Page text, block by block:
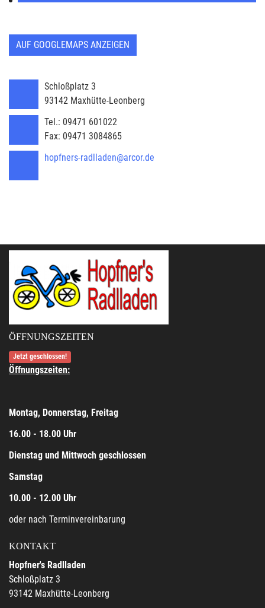
AUF GOOGLEMAPS ANZEIGEN
Schloßplatz 3
93142 Maxhütte-Leonberg
Tel.: 09471 601022
Fax: 09471 3084865
hopfners-radlladen@arcor.de
ÖFFNUNGSZEITEN
Jetzt geschlossen!
Öffnungszeiten:
Montag, Donnerstag, Freitag
16.00 - 18.00 Uhr
Dienstag und Mittwoch geschlossen
Samstag
10.00 - 12.00 Uhr
oder nach Terminvereinbarung
KONTAKT
Hopfner's Radlladen
Schloßplatz 3
93142 Maxhütte-Leonberg